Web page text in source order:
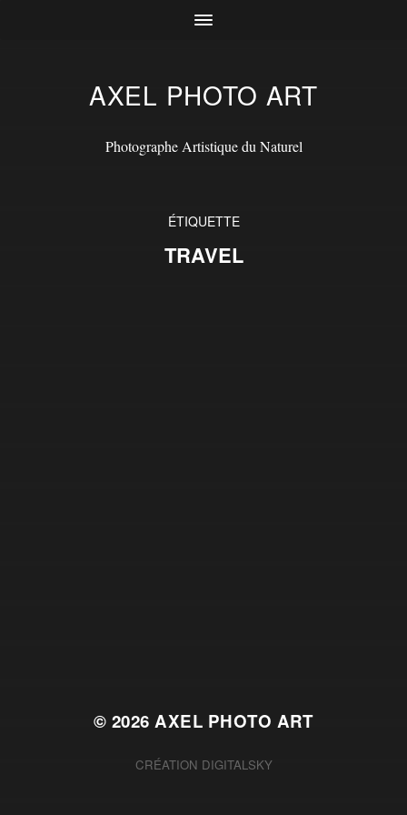
AXEL PHOTO ART
Photographe Artistique du Naturel
ÉTIQUETTE
TRAVEL
© 2026AXEL PHOTO ART
CRÉATION DIGITALSKY